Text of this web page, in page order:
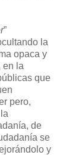
”
la
opaca y
en la
que
pero,
de
se
y